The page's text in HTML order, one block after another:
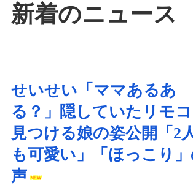
新着のニュース
せいせい「ママあるあ
る？」隠していたリモ
見つける娘の姿公開「2
も可愛い」「ほっこり
声